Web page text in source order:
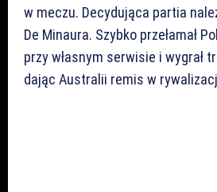
w meczu. Decydująca partia
De Minaura. Szybko przełamał
przy własnym serwisie i wygrał
dając Australii remis w